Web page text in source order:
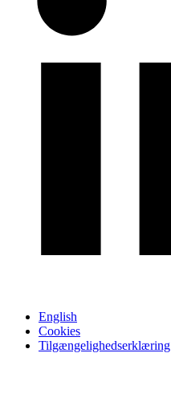
English
Cookies
Tilgængelighedserklæring